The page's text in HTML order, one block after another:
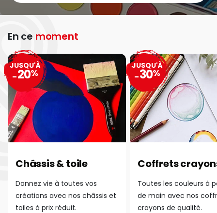
En ce moment
Châssis & toile
Donnez vie à toutes vos
créations avec nos châssis et
toiles à prix réduit.
JUSQU'À
-20%
Coffrets
Toutes les couleurs à
de main avec nos
crayons de qualité.
JUSQU'À
-30%